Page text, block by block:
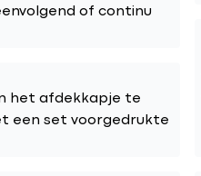
of continu
het afdekkapje te
een set voorgedrukte